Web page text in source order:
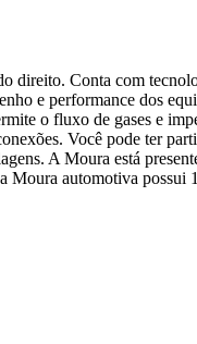
Conta com
e performance dos
o fluxo de gases e
Você pode ter
A Moura está
automotiva possui